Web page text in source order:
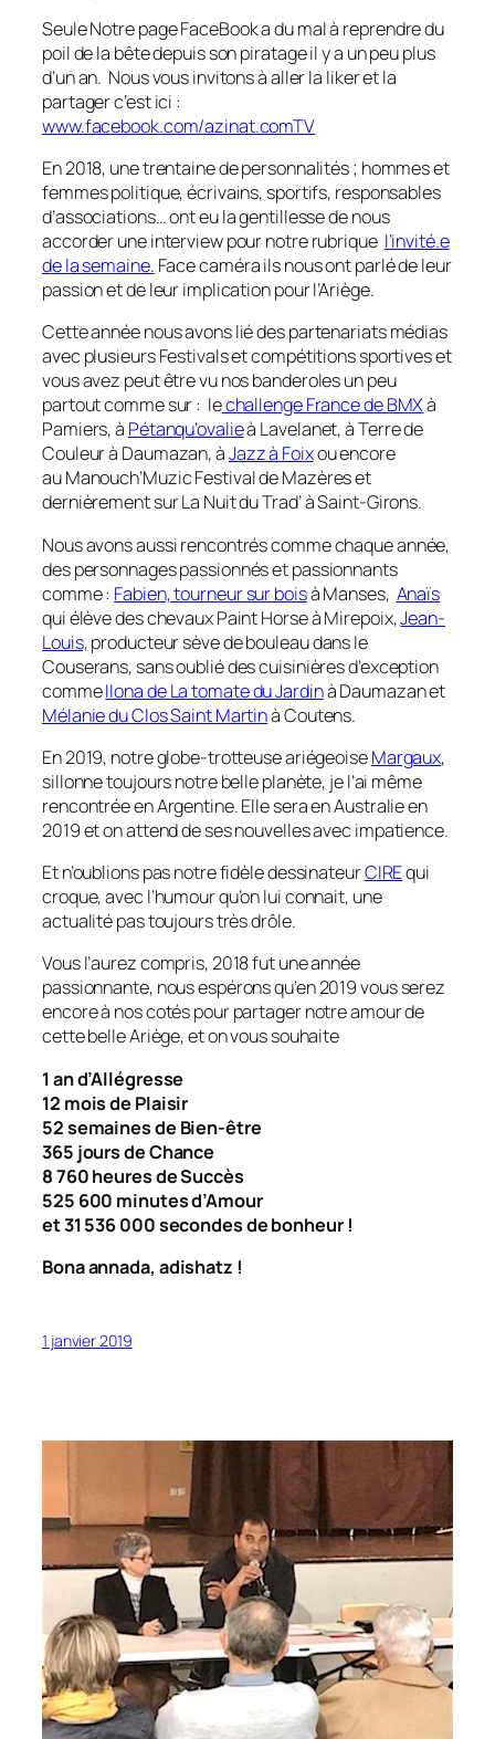
Seule Notre page FaceBook a du mal à reprendre du
poil de la bête depuis son piratage il y a un peu plus
d’un an. Nous vous invitons à aller la liker et la
partager c’est ici :
www.facebook.com/azinat.comTV
En 2018, une trentaine de personnalités ; hommes et
femmes politique, écrivains, sportifs, responsables
d’associations… ont eu la gentillesse de nous
accorder une interview pour notre rubrique l’invité.e
de la semaine. Face caméra ils nous ont parlé de leur
passion et de leur implication pour l’Ariège.
Cette année nous avons lié des partenariats médias
avec plusieurs Festivals et compétitions sportives et
vous avez peut être vu nos banderoles un peu
partout comme sur : lechallenge France de BMXà
Pamiers, à Pétanqu’ovalieà Lavelanet, à Terre de
Couleur à Daumazan, àJazz à Foixou encore
au Manouch’Muzic Festival de Mazères et
dernièrement sur La Nuit du Trad’ à Saint-Girons.
Nous avons aussi rencontrés comme chaque année,
des personnages passionnés et passionnants
comme : Fabien, tourneur sur boisà Manses, Anaïs
qui élève des chevaux Paint Horse à Mirepoix,Jean-
Louis,producteur sève de bouleau dans le
Couserans, sans oublié des cuisinières d’exception
commeIlona de La tomate du Jardinà Daumazan et
Mélanie du Clos Saint Martinà Coutens.
En 2019, notre globe-trotteuse ariégeoiseMargaux,
sillonne toujours notre belle planète, je l’ai même
rencontrée en Argentine. Elle sera en Australie en
2019 et on attend de ses nouvelles avec impatience.
Et n’oublions pas notre fidèle dessinateurCIREqui
croque, avec l’humour qu’on lui connait, une
actualité pas toujours très drôle.
Vous l’aurez compris, 2018 fut une année
passionnante, nous espérons qu’en 2019 vous serez
encore à nos cotés pour partager notre amour de
cette belle Ariège, et on vous souhaite
1 an d’Allégresse
12 mois de Plaisir
52 semaines de Bien-être
365 jours de Chance
8 760 heures de Succès
525 600 minutes d’Amour
et 31 536 000 secondes de bonheur !
Bona annada, adishatz !
1 janvier 2019